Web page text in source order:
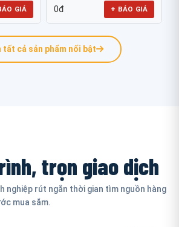
GIÁ 0đ + BÁO GIÁ
tất cả sản phẩm nổi bật
trọn giao dịch
nghiệp rút ngắn thời gian tìm nguồn hàng
mua sắm.